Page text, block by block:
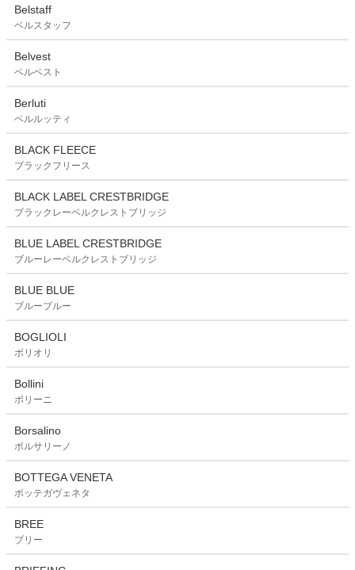
Belstaff
ベルスタッフ
Belvest
ベルベスト
Berluti
ベルルッティ
BLACK FLEECE
ブラックフリース
BLACK LABEL CRESTBRIDGE
ブラックレーベルクレストブリッジ
BLUE LABEL CRESTBRIDGE
ブルーレーベルクレストブリッジ
BLUE BLUE
ブルーブルー
BOGLIOLI
ボリオリ
Bollini
ボリーニ
Borsalino
ボルサリーノ
BOTTEGA VENETA
ボッテガヴェネタ
BREE
ブリー